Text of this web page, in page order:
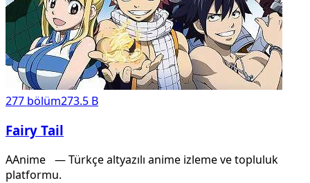
277 bölüm273.5 B
Fairy Tail
AAnime — Türkçe altyazılı anime izleme ve topluluk
platformu.